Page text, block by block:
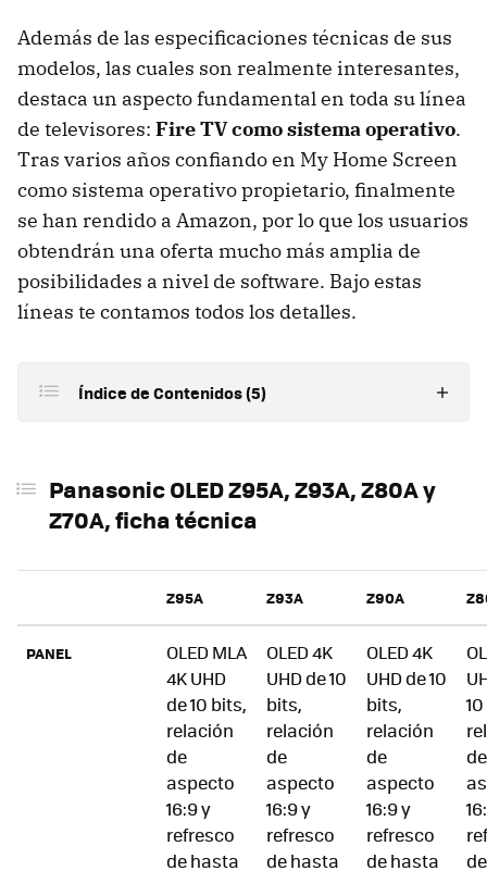
Además de las especificaciones técnicas de sus
modelos, las cuales son realmente interesantes,
destaca un aspecto fundamental en toda su línea
de televisores: Fire TV como sistema operativo.
Tras varios años confiando en My Home Screen
como sistema operativo propietario, finalmente
se han rendido a Amazon, por lo que los usuarios
obtendrán una oferta mucho más amplia de
posibilidades a nivel de software. Bajo estas
líneas te contamos todos los detalles.
Índice de Contenidos (5)
El panel MLA de segunda generación es la joya de la
corona de sus modelos OLED
Entre los LCD encontramos paneles MiniLED, FALD y
Precio y disponibilidad
Panasonic OLED Z95A, Z93A, Z80A y
Z70A, ficha técnica
Z95A Z93A Z90A
PANEL
OLED MLA
4K UHD
de 10 bits,
relación
de
aspecto
16:9 y
refresco
de hasta
OLED 4K
UHD de 10
bits,
relación
de
aspecto
16:9 y
refresco
de hasta
OLED 4K
UHD de 10
bits,
relación
de
aspecto
16:9 y
refresco
de hasta
de